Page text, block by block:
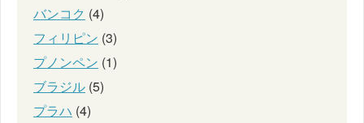
バンコク (4)
フィリピン (3)
プノンペン (1)
ブラジル (5)
プラハ (4)